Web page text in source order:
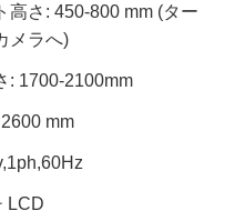
高さ: 450-800 mm (ター
メラへ)
: 1700-2100mm
mm
LCD